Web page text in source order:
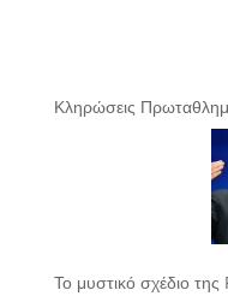
Κληρώσεις
Το μυστικό σχέδιο